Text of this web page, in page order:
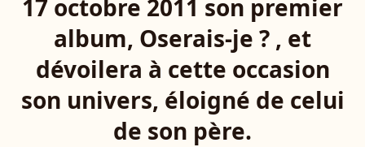
17 octobre 2011 son premier
album, Oserais-je ? , et
dévoilera à cette occasion
son univers, éloigné de celui
de son père.